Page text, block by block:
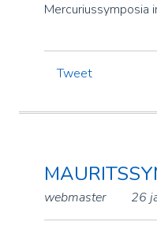
Mercuriussymposia
Tweet
webmaster 26